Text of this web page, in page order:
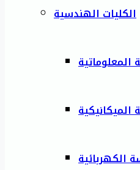
الكليات الهندسية
الكهربائية